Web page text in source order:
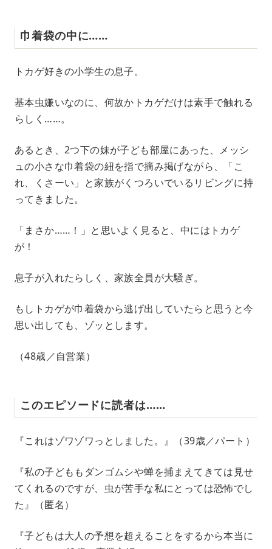
巾着袋の中に……
トカゲ好きの小学生の息子。
基本虫嫌いなのに、何故かトカゲだけは素手で触れる
らしく……。
あるとき、2つ下の妹が子ども部屋にあった、メッシ
ュの小さな巾着袋の紐を指で摘み掲げながら、「こ
れ、くさーい」と家族がくつろいでいるリビングに持
ってきました。
「まさか……！」と思いよく見ると、中にはトカゲ
が！
息子が入れたらしく、家族全員が大騒ぎ。
もしトカゲが巾着袋から逃げ出していたらと思うと今
思い出しても、ゾッとします。
（48歳／自営業）
このエピソードに読者は……
『これはゾワゾワっとしました。』（39歳／パート）
『私の子どももダンゴムシや蝉を捕まえてきては見せ
てくれるのですが、虫が苦手な私にとっては恐怖でし
た』（匿名）
『子どもは大人の予想を超えることをするから本当に